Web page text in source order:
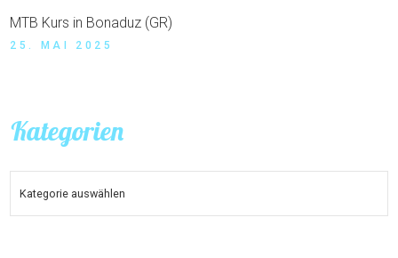
MTB Kurs in Bonaduz (GR)
25. MAI 2025
Kategorien
KATEGORIEN